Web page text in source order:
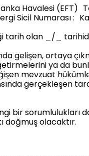
Havalesi (EFT)
Sicil Numarası :
tarih olan _/_
gelişen, ortaya
ya da
mevzuat
gerçekleşen
bir sorumlulukları
doğmuş olacaktır.